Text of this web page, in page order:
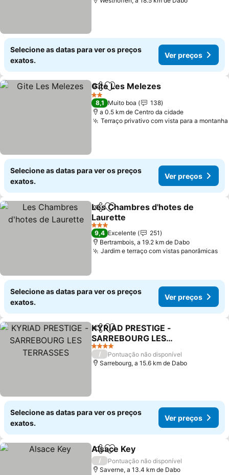
Selecione as datas para ver os preços
exatos.
Ver preços
PartilharAdicionar aos favoritos
Gite Les Melezes
2 Estrelas
8,1 Muito boa
138
a 0.5 km de Centro da cidade
Terraço privativo com vista para a montanha
Selecione as datas para ver os preços
exatos.
Ver preços
PartilharAdicionar aos favoritos
Les Chambres d'hotes de
Laurette
3 Estrelas
9,4 Excelente
251
Bertrambois, a 19.2 km de Dabo
Jardim e terraço com vistas panorâmicas
Selecione as datas para ver os preços
exatos.
Ver preços
PartilharAdicionar aos favoritos
KYRIAD PRESTIGE -
SARREBOURG LES
TERRASSES
4 Estrelas
/
Pontuação não disponível
Sarrebourg, a 15.6 km de Dabo
Selecione as datas para ver os preços
exatos.
Ver preços
PartilharAdicionar aos favoritos
Alsace Key
/
Pontuação não disponível
Saverne, a 13.4 km de Dabo